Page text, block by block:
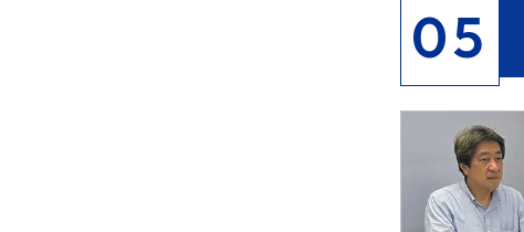
05